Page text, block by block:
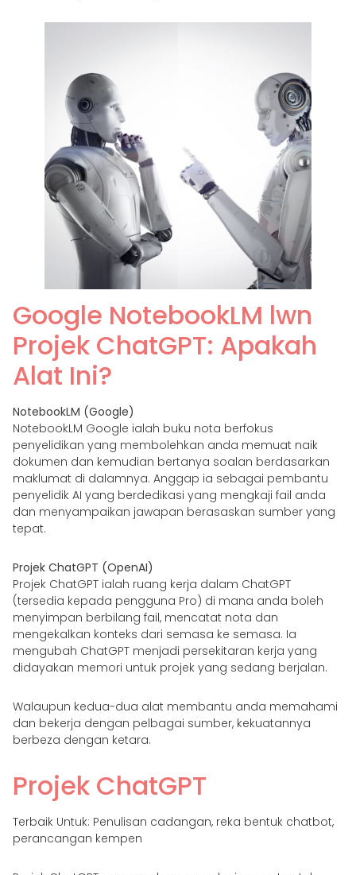
Google NotebookLM lwn
Projek ChatGPT: Apakah
Alat Ini?
NotebookLM (Google)
NotebookLM Google ialah buku nota berfokus
penyelidikan yang membolehkan anda memuat naik
dokumen dan kemudian bertanya soalan berdasarkan
maklumat di dalamnya. Anggap ia sebagai pembantu
penyelidik AI yang berdedikasi yang mengkaji fail anda
dan menyampaikan jawapan berasaskan sumber yang
tepat.
Projek ChatGPT (OpenAI)
Projek ChatGPT ialah ruang kerja dalam ChatGPT
(tersedia kepada pengguna Pro) di mana anda boleh
menyimpan berbilang fail, mencatat nota dan
mengekalkan konteks dari semasa ke semasa. Ia
mengubah ChatGPT menjadi persekitaran kerja yang
didayakan memori untuk projek yang sedang berjalan.
Walaupun kedua-dua alat membantu anda memahami
dan bekerja dengan pelbagai sumber, kekuatannya
berbeza dengan ketara.
Projek ChatGPT
Terbaik Untuk: Penulisan cadangan, reka bentuk chatbot,
perancangan kempen